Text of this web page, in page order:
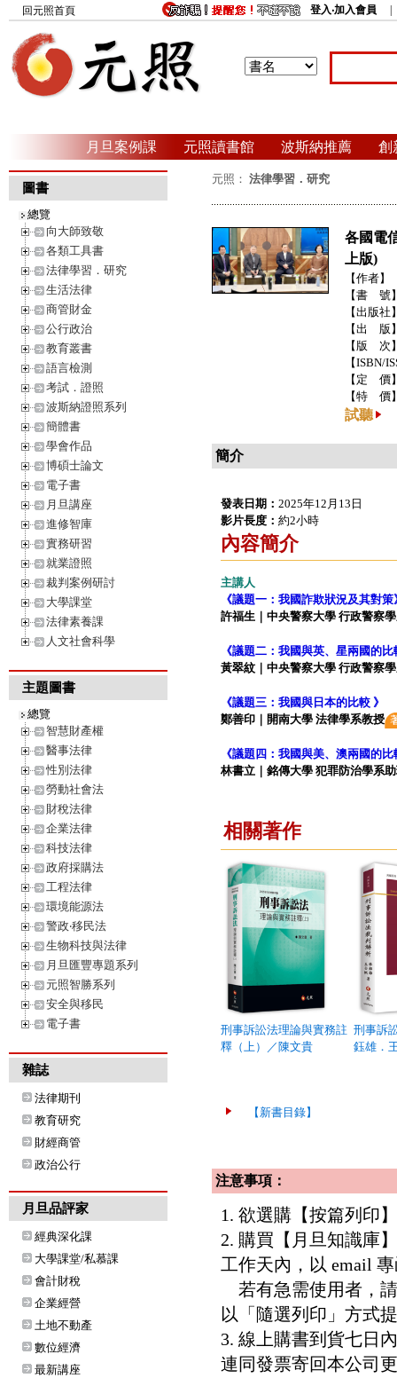
回元照首頁 登入‧加入會員
月旦案例課 元照讀書館 波斯納推薦 創
圖書
總覽
向大師致敬
各類工具書
法律學習．研究
生活法律
商管財金
公行政治
教育叢書
語言檢測
考試．證照
波斯納證照系列
簡體書
學會作品
博碩士論文
電子書
月旦講座
進修智庫
實務研習
就業證照
裁判案例研討
大學課堂
法律素養課
人文社會科學
主題圖書
總覽
智慧財產權
醫事法律
性別法律
勞動社會法
財稅法律
企業法律
科技法律
政府採購法
工程法律
環境能源法
警政‧移民法
生物科技與法律
月旦匯豐專題系列
元照智勝系列
安全與移民
電子書
雜誌
法律期刊
教育研究
財經商管
政治公行
月旦品評家
經典深化課
大學課堂/私慕課
會計財稅
企業經營
土地不動產
數位經濟
最新講座
元照： 法律學習．研究
各國電
上版)
【作者】
【書 號
【出版社
【出 版
【版 次
【ISBN/
【定 價
【特 價
試聽
簡介
發表日期： 2025年12月13日
影片長度： 約2小時
內容簡介
主講人
《議題一：我國詐欺狀況及其對策
許福生｜中央警察大學 行政警察
《議題二：我國與英、星兩國的比
黃翠紋｜中央警察大學 行政警察
《議題三：我國與日本的比較 》
鄭善印｜開南大學 法律學系教授
《議題四：我國與美、澳兩國的比
林書立｜銘傳大學 犯罪防治學系
相關著作
刑事訴訟法理論與實務註
釋（上）／陳文貴
刑事訴
鈺雄．
【新書目錄】
注意事項：
1. 欲選購【按篇列印
2. 購買【月旦知識庫
工作天內，以 email
若有急需使用者，請
以「隨選列印」方式
3. 線上購書到貨七日
連同發票寄回本公司